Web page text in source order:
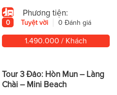
Phương tiện:
0 Tuyệt vời 0 Đánh giá
1.490.000 / Khách
Tour 3 Đảo: Hòn Mun – Làng
Chài – Mini Beach